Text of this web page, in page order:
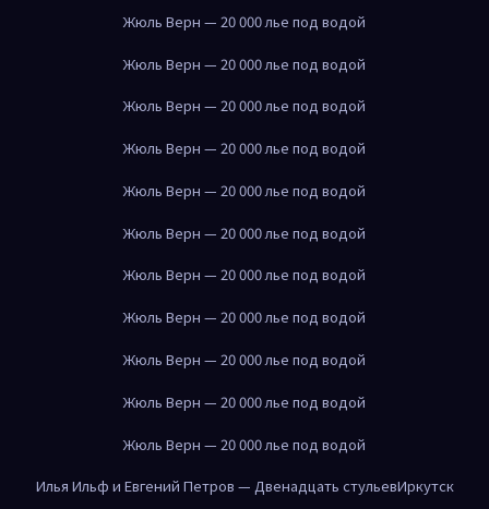
Жюль Верн — 20 000 лье под водой
Жюль Верн — 20 000 лье под водой
Жюль Верн — 20 000 лье под водой
Жюль Верн — 20 000 лье под водой
Жюль Верн — 20 000 лье под водой
Жюль Верн — 20 000 лье под водой
Жюль Верн — 20 000 лье под водой
Жюль Верн — 20 000 лье под водой
Жюль Верн — 20 000 лье под водой
Жюль Верн — 20 000 лье под водой
Жюль Верн — 20 000 лье под водой
Илья Ильф и Евгений Петров — Двенадцать стульевИркутск